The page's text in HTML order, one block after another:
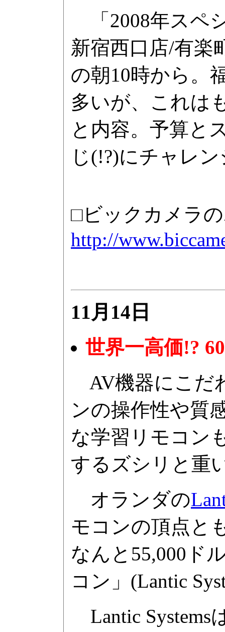
「2008年スペ
新宿西口店/有楽
の朝10時から。
多いが、これは
と内容。予算と
じ(!?)にチャレ
□ビックカメラ
http://
11月14日
世界一高価!?
AV機器にこだ
ンの操作性や質
な学習リモコン
するズシリと重
オランダの
モコンの頂点と
なんと55,000ド
コン」(Lantic
Lantic Systems